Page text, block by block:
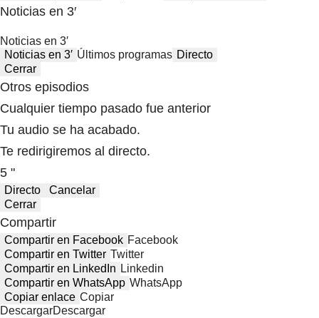
Noticias en 3′
Noticias en 3′
Noticias en 3′ Últimos programas Directo
Cerrar
Otros episodios
Cualquier tiempo pasado fue anterior
Tu audio se ha acabado.
Te redirigiremos al directo.
5 "
Directo
Cancelar
Cerrar
Compartir
Compartir en Facebook Facebook
Compartir en Twitter Twitter
Compartir en LinkedIn Linkedin
Compartir en WhatsApp WhatsApp
Copiar enlace Copiar
DescargarDescargar